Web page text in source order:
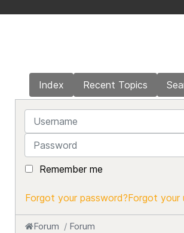
Index Recent Topics
Username
Password
Remember me
Forgot your password?Forgot your
Forum
Forum